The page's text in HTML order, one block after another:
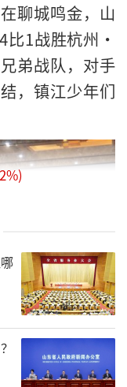
聊城鸣金，山
1战胜杭州·
弟战队，对手
，镇江少年们
%)